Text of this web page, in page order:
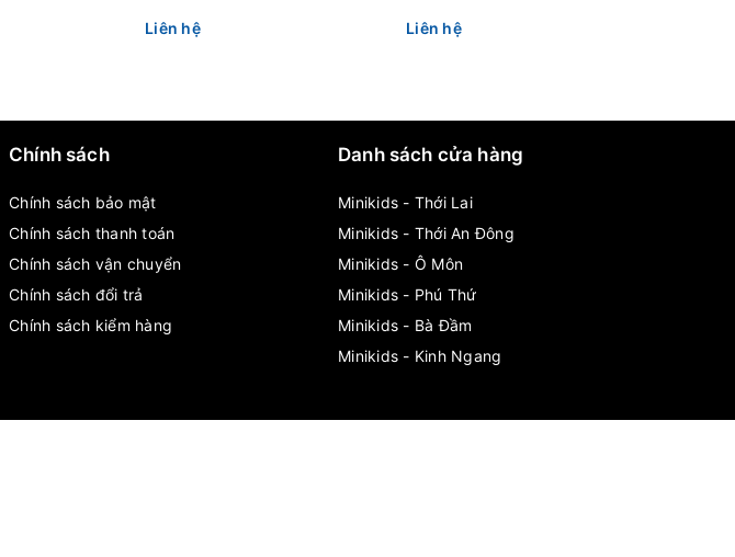
Liên hệ Liên hệ
Chính sách
Chính sách bảo mật
Chính sách thanh toán
Chính sách vận chuyển
Chính sách đổi trả
Chính sách kiểm hàng
Danh sách cửa hàng
Minikids - Thới Lai
Minikids - Thới An Đông
Minikids - Ô Môn
Minikids - Phú Thứ
Minikids - Bà Đầm
Minikids - Kinh Ngang